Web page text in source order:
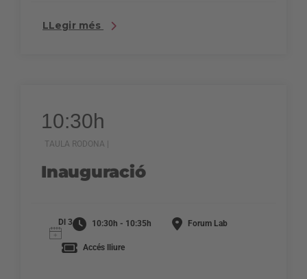
LLegir més
10:30h
TAULA RODONA |
Inauguració
Dl 3 10:30h - 10:35h Forum Lab
Accés lliure